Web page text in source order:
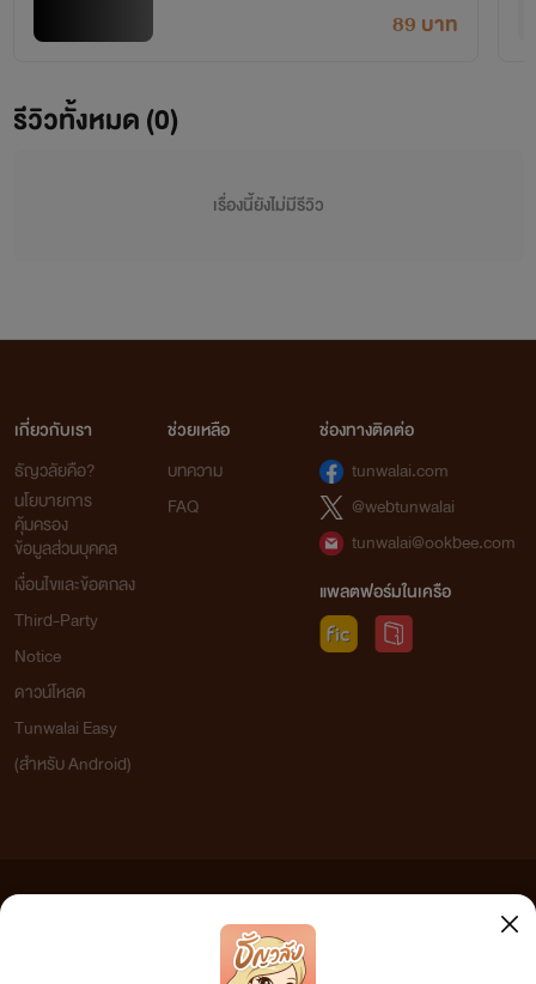
89 บาท
รีวิวทั้งหมด (0)
เรื่องนี้ยังไม่มีรีวิว
เกี่ยวกับเรา
ธัญวลัยคือ?
นโยบายการ
คุ้มครอง
ข้อมูลส่วนบุคคล
เงื่อนไขและข้อตกลง
Third-Party
Notice
ดาวน์โหลด
Tunwalai Easy
(สำหรับ Android)
ช่วยเหลือ
บทความ
FAQ
ช่องทางติดต่อ
tunwalai.com
@webtunwalai
tunwalai@ookbee.com
แพลตฟอร์มในเครือ
เว็บไซต์แห่งนี้ไม่ได้เห็นด้วยและไม่ขอรับผิดชอบต่อข้อความใดๆ ทั้งสิ้น ดังนั้นผู้อ่านทุกท่านโปรดใช้
วิจารณญาณในการกลั่นกรองด้วยตนเอง และหากท่านพบข้อความใดๆ ที่ขัดต่อกฎหมายและศีลธรรม